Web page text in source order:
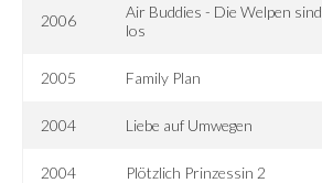
2006
Air Buddies - Die Welpen sind
los
2005 Family Plan
2004 Liebe auf Umwegen
2004 Plötzlich Prinzessin 2